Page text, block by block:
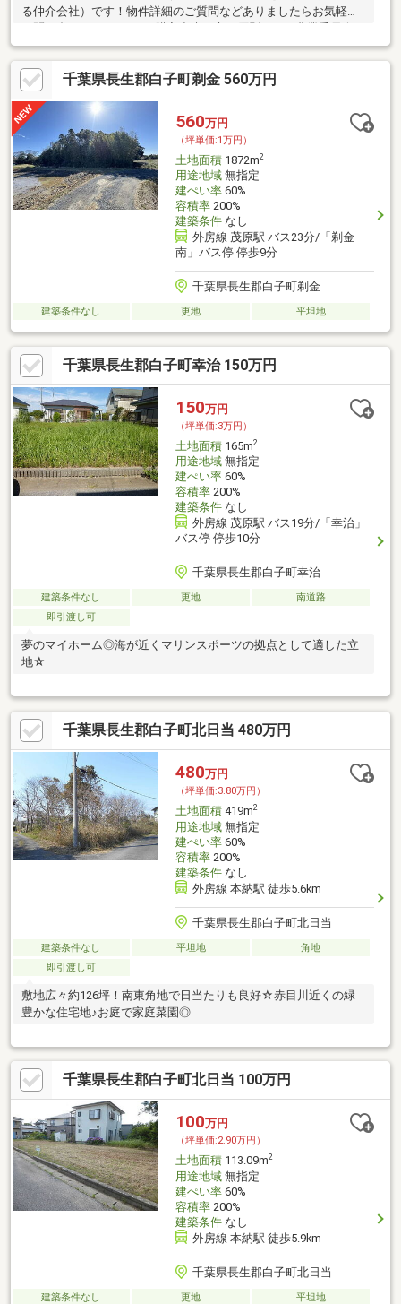
る仲介会社）です！物件詳細のご質問などありましたらお気軽に
許可（農地法第3条）を受けた農家や新規就農者に限られます。・
現況有姿 ・公簿売買 ・境界非明示
千葉県長生郡白子町剃金 560万円
560万円
（坪単価:1万円）
土地面積1872m2
用途地域無指定
建ぺい率60%
容積率200%
建築条件なし
外房線 茂原駅 バス23分/「剃金
南」バス停 停歩9分
千葉県長生郡白子町剃金
建築条件なし 更地 平坦地
千葉県長生郡白子町幸治 150万円
150万円
（坪単価:3万円）
土地面積165m2
用途地域無指定
建ぺい率60%
容積率200%
建築条件なし
外房線 茂原駅 バス19分/「幸治」
バス停 停歩10分
千葉県長生郡白子町幸治
建築条件なし 更地
南道路
即引渡し可
夢のマイホーム◎海が近くマリンスポーツの拠点として適した立
地☆
千葉県長生郡白子町北日当 480万円
480万円
（坪単価:3.80万円）
土地面積419m2
用途地域無指定
建ぺい率60%
容積率200%
建築条件なし
外房線 本納駅 徒歩5.6km
千葉県長生郡白子町北日当
建築条件なし 平坦地
角地
即引渡し可
敷地広々約126坪！南東角地で日当たりも良好☆赤目川近くの緑
豊かな住宅地♪お庭で家庭菜園◎
千葉県長生郡白子町北日当 100万円
100万円
（坪単価:2.90万円）
土地面積113.09m2
用途地域無指定
建ぺい率60%
容積率200%
建築条件なし
外房線 本納駅 徒歩5.9km
千葉県長生郡白子町北日当
建築条件なし 更地
平坦地